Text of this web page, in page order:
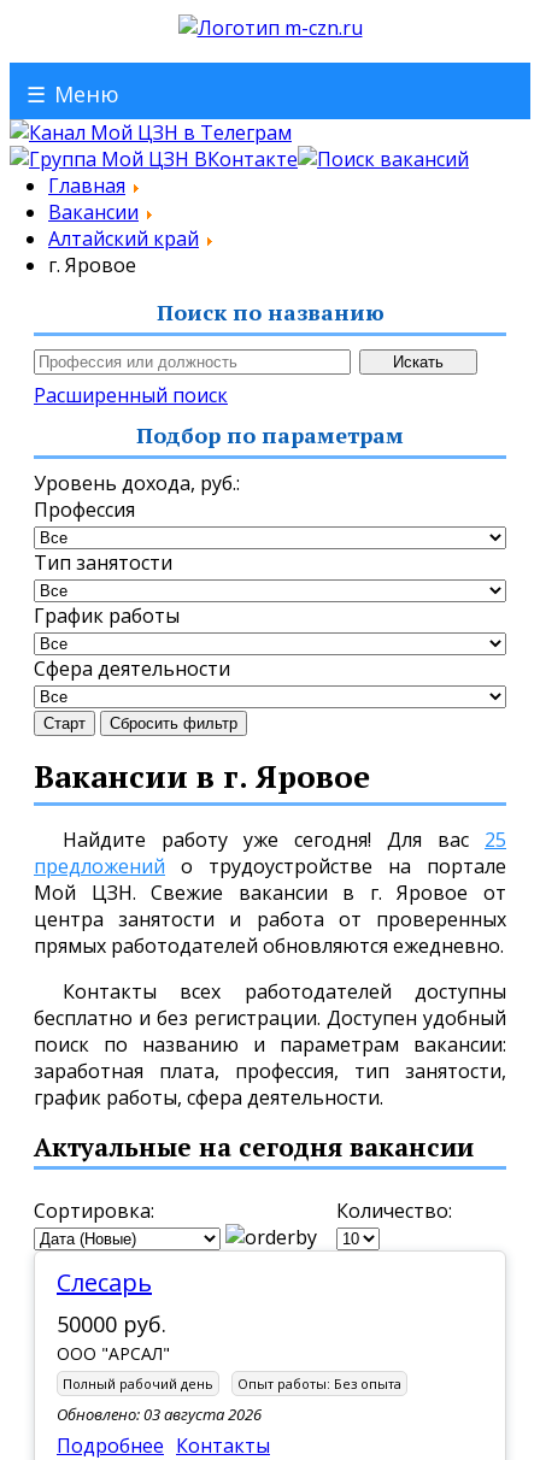
☰ Меню
Главная
Вакансии
Алтайский край
г. Яровое
Поиск по названию
Расширенный поиск
Подбор по параметрам
Уровень дохода, руб.:
Профессия
Тип занятости
График работы
Сфера деятельности
Старт Сбросить фильтр
Вакансии в г. Яровое
Найдите работу уже сегодня! Для вас 25
предложений о трудоустройстве на портале
Мой ЦЗН. Свежие вакансии в г. Яровое от
центра занятости и работа от проверенных
прямых работодателей обновляются ежедневно.
Контакты всех работодателей доступны
бесплатно и без регистрации. Доступен удобный
поиск по названию и параметрам вакансии:
заработная плата, профессия, тип занятости,
график работы, сфера деятельности.
Актуальные на сегодня вакансии
Сортировка: Количество:
Слесарь
50000 руб.
ООО "АРСАЛ"
Полный рабочий день Опыт работы: Без опыта
Обновлено: 03 августа 2026
Подробнее Контакты